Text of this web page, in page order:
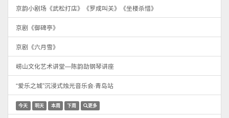
京韵小剧场《武松打店》《罗成叫关》《坐楼杀惜》
京剧《御碑亭》
京剧《六月雪》
崂山文化艺术讲堂—陈韵劼钢琴讲座
“爱乐之城”沉浸式烛光音乐会·青岛站
今天 明天 本周 下周 更多